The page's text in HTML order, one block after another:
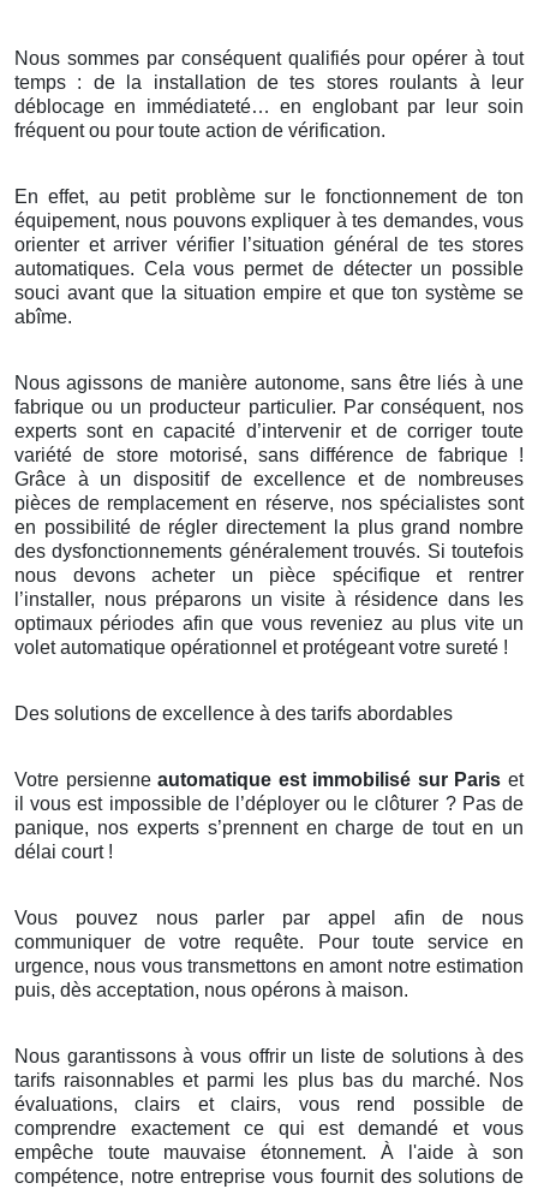
Nous sommes par conséquent qualifiés pour opérer à tout
temps : de la installation de tes stores roulants à leur
déblocage en immédiateté… en englobant par leur soin
fréquent ou pour toute action de vérification.
En effet, au petit problème sur le fonctionnement de ton
équipement, nous pouvons expliquer à tes demandes, vous
orienter et arriver vérifier l’situation général de tes stores
automatiques. Cela vous permet de détecter un possible
souci avant que la situation empire et que ton système se
abîme.
Nous agissons de manière autonome, sans être liés à une
fabrique ou un producteur particulier. Par conséquent, nos
experts sont en capacité d’intervenir et de corriger toute
variété de store motorisé, sans différence de fabrique !
Grâce à un dispositif de excellence et de nombreuses
pièces de remplacement en réserve, nos spécialistes sont
en possibilité de régler directement la plus grand nombre
des dysfonctionnements généralement trouvés. Si toutefois
nous devons acheter un pièce spécifique et rentrer
l’installer, nous préparons un visite à résidence dans les
optimaux périodes afin que vous reveniez au plus vite un
volet automatique opérationnel et protégeant votre sureté !
Des solutions de excellence à des tarifs abordables
Votre persienneautomatique est immobilisé sur Paris et
il vous est impossible de l’déployer ou le clôturer ? Pas de
panique, nos experts s’prennent en charge de tout en un
délai court !
Vous pouvez nous parler par appel afin de nous
communiquer de votre requête. Pour toute service en
urgence, nous vous transmettons en amont notre estimation
puis, dès acceptation, nous opérons à maison.
Nous garantissons à vous offrir un liste de solutions à des
tarifs raisonnables et parmi les plus bas du marché. Nos
évaluations, clairs et clairs, vous rend possible de
comprendre exactement ce qui est demandé et vous
empêche toute mauvaise étonnement. À l'aide à son
compétence, notre entreprise vous fournit des solutions de